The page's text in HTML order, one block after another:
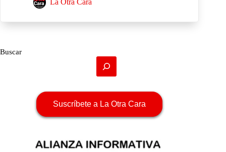
La Otra Cara
Buscar
Suscríbete a La Otra Cara